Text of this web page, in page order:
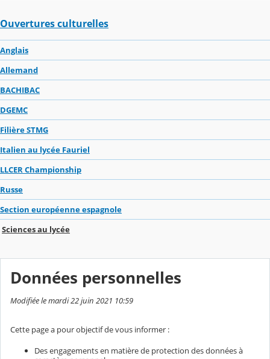
Ouvertures culturelles
Anglais
Allemand
BACHIBAC
DGEMC
Filière STMG
Italien au lycée Fauriel
LLCER Championship
Russe
Section européenne espagnole
Sciences au lycée
Données personnelles
Modifiée le mardi 22 juin 2021 10:59
Cette page a pour objectif de vous informer :
Des engagements en matière de protection des données à